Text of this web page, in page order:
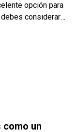
opción para
considerar
compartimos los
como un